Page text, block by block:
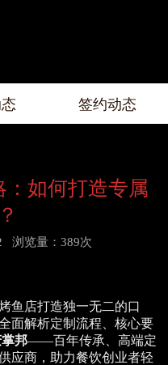
签约动态
：如何打造专属
浏览量：389次
鱼店打造独一无二的口
面解析定制流程、核心要
邦——百年传承、高端定
应商，助力餐饮创业者轻